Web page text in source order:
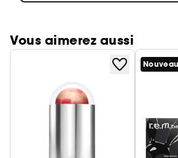
Vous aimerez aussi